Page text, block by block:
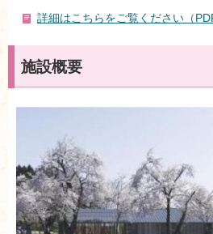
詳細はこちらをご覧ください（
施設概要